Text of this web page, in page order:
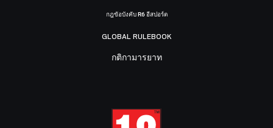
กฎข้อบังคับ R6 อีสปอร์ต
GLOBAL RULEBOOK
กติกามารยาท